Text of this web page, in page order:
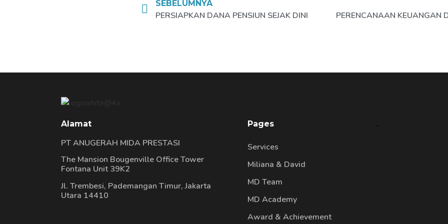
SEBELUMNYA
PERSIAPKAN DANA PENSIUN SEJAK DINI
Alamat
PT ANUGERAH MIDA PRESTASI
The Mansion Bougenville Office Tower
Fontana Unit 39K2
Jl. Trembesi, Pademangan Timur, Jakarta
Utara 14410
Pages
Services
Miliana & David
MD Team
MD Academy
Award & Achievement
.